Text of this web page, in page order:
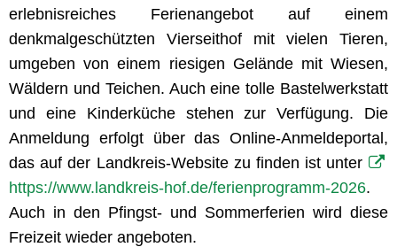
erlebnisreiches Ferienangebot auf einem
denkmalgeschützten Vierseithof mit vielen Tieren,
umgeben von einem riesigen Gelände mit Wiesen,
Wäldern und Teichen. Auch eine tolle Bastelwerkstatt
und eine Kinderküche stehen zur Verfügung. Die
Anmeldung erfolgt über das Online-Anmeldeportal,
das auf der Landkreis-Website zu finden ist unter
https://www.landkreis-hof.de/ferienprogramm-2026.
Auch in den Pfingst- und Sommerferien wird diese
Freizeit wieder angeboten.